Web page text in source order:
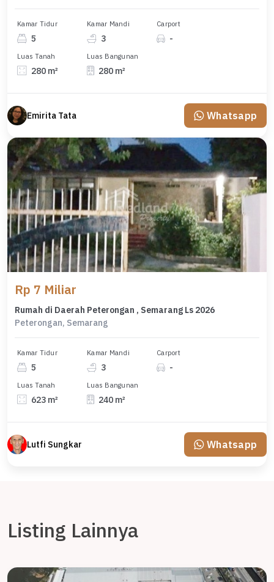
Kamar Tidur
5
Kamar Mandi
3
Carport
-
Luas Tanah
280 m²
Luas Bangunan
280 m²
Emirita Tata Whatsapp
Rp 7 Miliar
Rumah di Daerah Peterongan , Semarang Ls 2026
Peterongan, Semarang
Kamar Tidur
5
Kamar Mandi
3
Carport
-
Luas Tanah
623 m²
Luas Bangunan
240 m²
Lutfi Sungkar Whatsapp
Listing Lainnya